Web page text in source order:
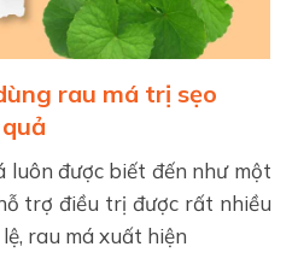
rau má trị sẹo
luôn được biết đến như một
trợ điều trị được rất nhiều
rau má xuất hiện